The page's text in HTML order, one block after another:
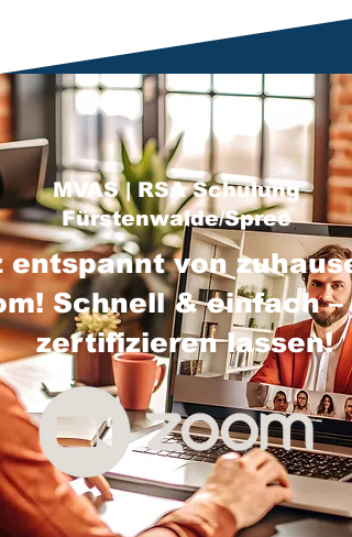
MVAS | RSA Schulung
Fürstenwalde/Spree
entspannt von
Schnell & einfach –
zertifizieren lassen!